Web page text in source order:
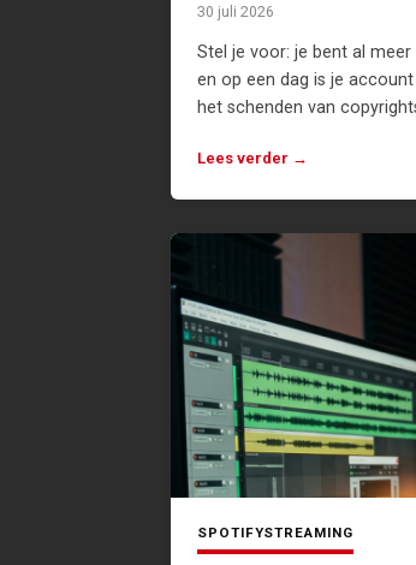
30 juli 2026
Stel je voor: je bent al
en op een dag is je
het schenden van
Lees verder →
SPOTIFYSTREAMING